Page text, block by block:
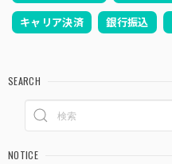
キャリア決済 銀行振込
SEARCH
NOTICE